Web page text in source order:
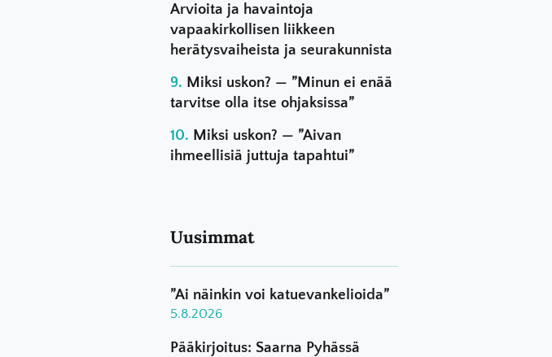
Arvioita ja havaintoja
vapaakirkollisen liikkeen
herätysvaiheista ja seurakunnista
Miksi uskon? — ”Minun ei enää
tarvitse olla itse ohjaksissa”
Miksi uskon? — ”Aivan
ihmeellisiä juttuja tapahtui”
Uusimmat
”Ai näinkin voi katuevankelioida”
5.8.2026
Pääkirjoitus: Saarna Pyhässä